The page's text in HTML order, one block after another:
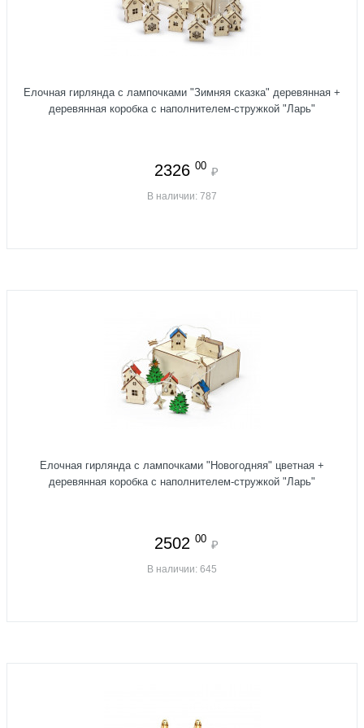
Елочная гирлянда с лампочками "Зимняя сказка" деревянная +
деревянная коробка с наполнителем-стружкой "Ларь"
2326 00 ₽
В наличии: 787
Елочная гирлянда с лампочками "Новогодняя" цветная +
деревянная коробка с наполнителем-стружкой "Ларь"
2502 00 ₽
В наличии: 645